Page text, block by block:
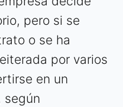
pero si se
o se ha
por varios
en un
según